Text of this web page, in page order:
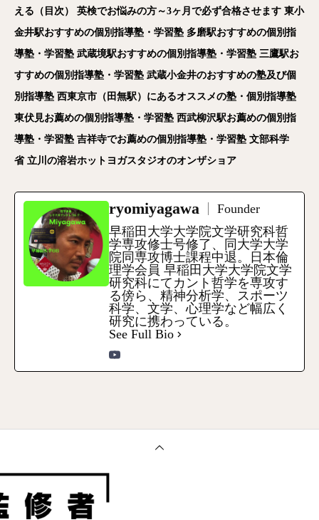
える（目次）
英検でお悩みの方～3ヶ月で必ず合格させます 東小
金井駅おすすめの個別指導塾・学習塾 多磨駅おすすめの個別指
導塾・学習塾 武蔵境駅おすすめの個別指導塾・学習塾 三鷹駅お
すすめの個別指導塾・学習塾 武蔵小金井のおすすめの塾及び個
別指導塾 西東京市（田無駅）にあるオススメの塾・個別指導塾
東伏見お薦めの個別指導塾・学習塾 西武柳沢駅お薦めの個別指
導塾・学習塾 吉祥寺でお薦めの個別指導塾・学習塾 文部科学
省 立川の溶岩ホットヨガスタジオのオンザショア
ryomiyagawa
Founder
早稲田大学大学院文学研究科哲
学専攻修士号修了、同大学大学
院同専攻博士課程中退。日本倫
理学会員 早稲田大学大学院文学
研究科にてカント哲学を専攻す
る傍ら、精神分析学、スポーツ
科学、文学、心理学など幅広く
研究に携わっている。
See Full Bio